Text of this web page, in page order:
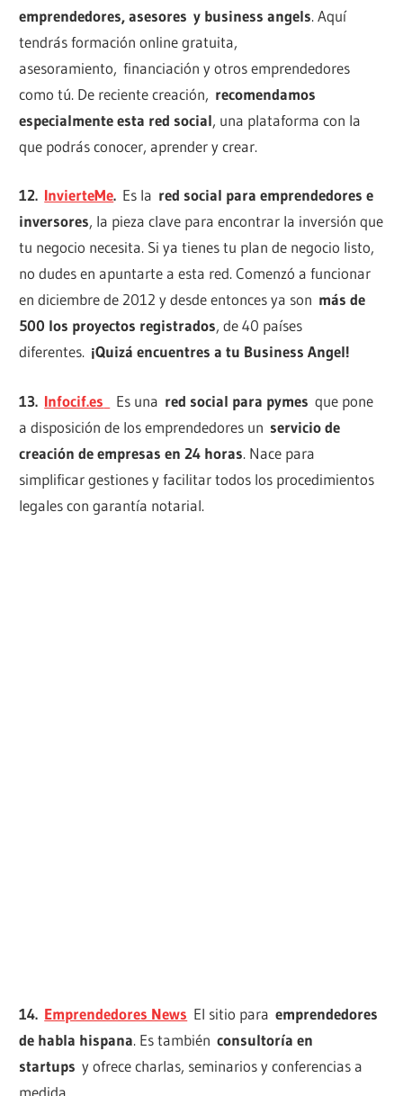
emprendedores, asesores y business angels. Aquí
tendrás formación online gratuita,
asesoramiento, financiación y otros emprendedores
como tú. De reciente creación, recomendamos
especialmente esta red social, una plataforma con la
que podrás conocer, aprender y crear.
12. InvierteMe. Es la red social para emprendedores e
inversores, la pieza clave para encontrar la inversión que
tu negocio necesita. Si ya tienes tu plan de negocio listo,
no dudes en apuntarte a esta red. Comenzó a funcionar
en diciembre de 2012 y desde entonces ya son más de
500 los proyectos registrados, de 40 países
diferentes. ¡Quizá encuentres a tu Business Angel!
13. Infocif.es Es una red social para pymes que pone
a disposición de los emprendedores un servicio de
creación de empresas en 24 horas. Nace para
simplificar gestiones y facilitar todos los procedimientos
legales con garantía notarial.
14. Emprendedores News El sitio paraemprendedores
de habla hispana. Es tambiénconsultoría en
startups y ofrece charlas, seminarios y conferencias a
medida.